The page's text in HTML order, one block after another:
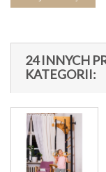
24 INNYCH
KATEGORII: